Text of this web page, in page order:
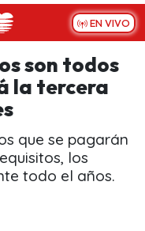
EN VIVO
son todos
la tercera
que se pagarán
los
todo el años.